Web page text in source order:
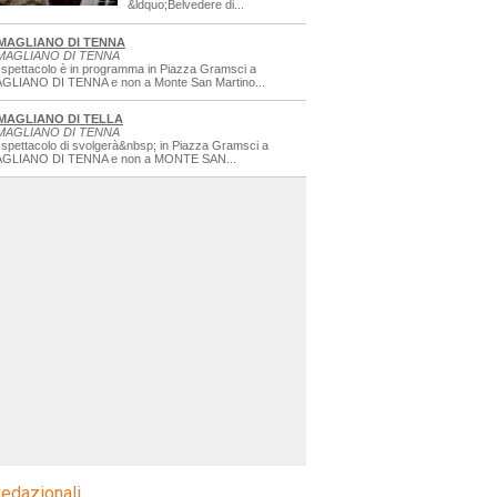
&ldquo;Belvedere di...
DI TENNA
DI TENNA
spettacolo è in programma in Piazza Gramsci a
DI TENNA e non a Monte San Martino...
DI TELLA
DI TENNA
spettacolo di svolgerà&nbsp; in Piazza Gramsci a
DI TENNA e non a MONTE SAN...